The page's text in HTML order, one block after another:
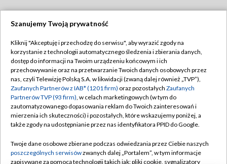
TVP
Abonament TVP
Emisja w TVP
Centrum informacji TVP
Naziemna Telewizja Cyfrowa
Rada Programowa
Regulamin TVP
Polityka prywatności
Moje zgody
Pomoc
Kontakt
Szanujemy Twoją prywatność
Kliknij "Akceptuję i przechodzę do serwisu", aby wyrazić zgody na
korzystanie z technologii automatycznego śledzenia i zbierania danych,
dostęp do informacji na Twoim urządzeniu końcowym i ich
przechowywanie oraz na przetwarzanie Twoich danych osobowych przez
nas, czyli Telewizję Polską S.A. w likwidacji (zwaną dalej również „TVP”),
Zaufanych Partnerów z IAB* (1201 firm) oraz pozostałych Zaufanych
Partnerów TVP (93 firm), w celach marketingowych (w tym do
zautomatyzowanego dopasowania reklam do Twoich zainteresowań i
mierzenia ich skuteczności) i pozostałych, które wskazujemy poniżej, a
także zgody na udostępnianie przez nas identyfikatora PPID do Google.
Twoje dane osobowe zbierane podczas odwiedzania przez Ciebie naszych
poszczególnych serwisówzwanych dalej „Portalem”, w tym informacje
zapisywane za pomocą technologii takich jak: pliki cookie, sygnalizatory